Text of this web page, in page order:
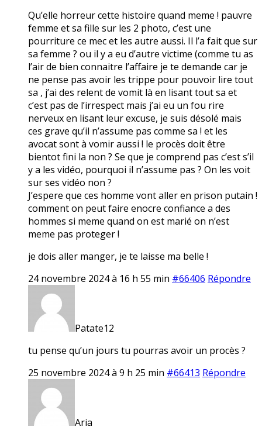
Qu’elle horreur cette histoire quand meme ! pauvre
femme et sa fille sur les 2 photo, c’est une
pourriture ce mec et les autre aussi. Il l’a fait que sur
sa femme ? ou il y a eu d’autre victime (comme tu as
l’air de bien connaitre l’affaire je te demande car je
ne pense pas avoir les trippe pour pouvoir lire tout
sa , j’ai des relent de vomit là en lisant tout sa et
c’est pas de l’irrespect mais j’ai eu un fou rire
nerveux en lisant leur excuse, je suis désolé mais
ces grave qu’il n’assume pas comme sa ! et les
avocat sont à vomir aussi ! le procès doit être
bientot fini la non ? Se que je comprend pas c’est s’il
y a les vidéo, pourquoi il n’assume pas ? On les voit
sur ses vidéo non ?
J’espere que ces homme vont aller en prison putain !
comment on peut faire enocre confiance a des
hommes si meme quand on est marié on n’est
meme pas proteger !
je dois aller manger, je te laisse ma belle !
24 novembre 2024 à 16 h 55 min #66406 Répondre
Patate12
tu pense qu’un jours tu pourras avoir un procès ?
25 novembre 2024 à 9 h 25 min #66413 Répondre
Aria